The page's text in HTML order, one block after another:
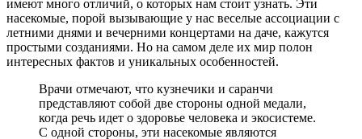
имеют много отличий, о которых нам стоит узнать. Эти
насекомые, порой вызывающие у нас веселые ассоциации с
летними днями и вечерними концертами на даче, кажутся
простыми созданиями. Но на самом деле их мир полон
интересных фактов и уникальных особенностей.
Врачи отмечают, что кузнечики и саранчи
представляют собой две стороны одной медали,
когда речь идет о здоровье человека и экосистеме.
С одной стороны, эти насекомые являются